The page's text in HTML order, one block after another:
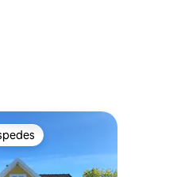
dos hóspedes